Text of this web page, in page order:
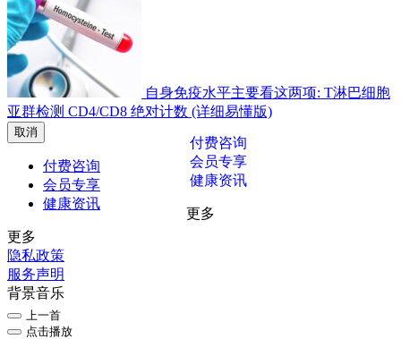
自身免疫水平主要看这两项: T淋巴细胞
亚群检测 CD4/CD8 绝对计数 (详细易懂版)
取消
付费咨询
付费咨询
会员专享
会员专享
健康资讯
健康资讯
更多
更多
隐私政策
服务声明
背景音乐
上一首
点击播放